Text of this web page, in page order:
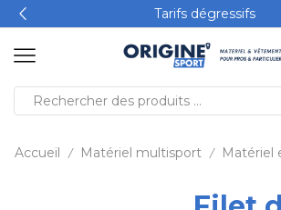
Tarifs dégressifs
Accueil / Matériel multisport / Matériel